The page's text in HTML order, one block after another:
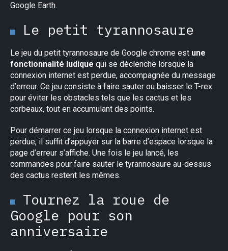
Google Earth.
Le petit tyrannosaure
Le jeu du petit tyrannosaure de Google chrome est une
fonctionnalité ludique qui se déclenche lorsque la
connexion internet est perdue, accompagnée du message
d’erreur. Ce jeu consiste à faire sauter ou baisser le T-rex
pour éviter les obstacles tels que les cactus et les
corbeaux, tout en accumulant des points.
Pour démarrer ce jeu lorsque la connexion internet est
perdue, il suffit d’appuyer sur la barre d’espace lorsque la
page d’erreur s’affiche. Une fois le jeu lancé, les
commandes pour faire sauter le tyrannosaure au-dessus
des cactus restent les mêmes.
Tournez la roue de
Google pour son
anniversaire